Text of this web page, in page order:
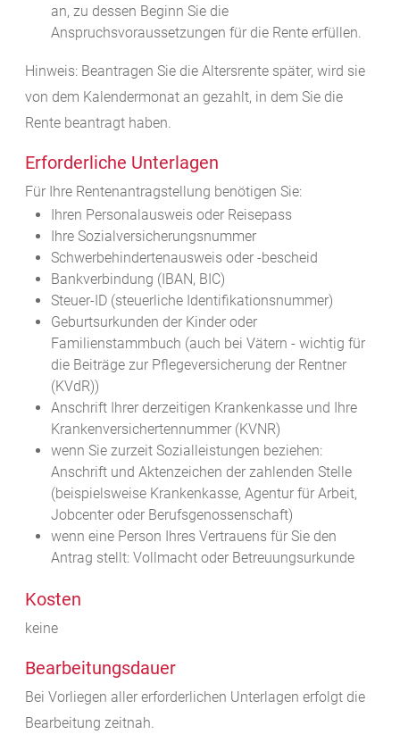
an, zu dessen Beginn Sie die
Anspruchsvoraussetzungen für die Rente erfüllen.
Hinweis: Beantragen Sie die Altersrente später, wird sie
von dem Kalendermonat an gezahlt, in dem Sie die
Rente beantragt haben.
Erforderliche Unterlagen
Für Ihre Rentenantragstellung benötigen Sie:
Ihren Personalausweis oder Reisepass
Ihre Sozialversicherungsnummer
Schwerbehindertenausweis oder -bescheid
Bankverbindung (IBAN, BIC)
Steuer-ID (steuerliche Identifikationsnummer)
Geburtsurkunden der Kinder oder
Familienstammbuch (auch bei Vätern - wichtig für
die Beiträge zur Pflegeversicherung der Rentner
(KVdR))
Anschrift Ihrer derzeitigen Krankenkasse und Ihre
Krankenversichertennummer (KVNR)
wenn Sie zurzeit Sozialleistungen beziehen:
Anschrift und Aktenzeichen der zahlenden Stelle
(beispielsweise Krankenkasse, Agentur für Arbeit,
Jobcenter oder Berufsgenossenschaft)
wenn eine Person Ihres Vertrauens für Sie den
Antrag stellt: Vollmacht oder Betreuungsurkunde
Kosten
keine
Bearbeitungsdauer
Bei Vorliegen aller erforderlichen Unterlagen erfolgt die
Bearbeitung zeitnah.